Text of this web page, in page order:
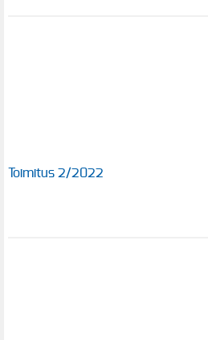
Toimitus 2/2022